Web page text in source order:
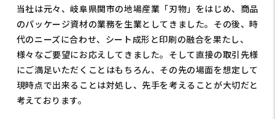
当社は元々、岐阜県関市の地場産業「刃物」をはじめ、商品
のパッケージ資材の業務を生業としてきました。 その後、時
代のニーズに合わせ、シート成形と印刷の融合を果たし、
様々なご要望にお応えしてきました。 そして直接の取引先様
にご満足いただくことはもちろん、その先の場面を想定して
現時点で出来ることは対処し、先手を考えることが大切だと
考えております。